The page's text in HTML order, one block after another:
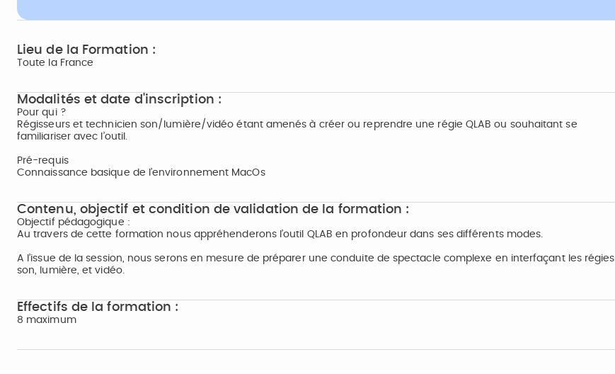
Lieu de la Formation :
Toute la France
Modalités et date d'inscription :
Pour qui ?
Régisseurs et technicien son/lumière/vidéo étant amenés à créer ou reprendre une régie QLAB ou souhaitant se
familiariser avec l’outil.
Pré-requis
Connaissance basique de l’environnement MacOs
Contenu, objectif et condition de validation de la formation :
Objectif pédagogique :
Au travers de cette formation nous appréhenderons l’outil QLAB en profondeur dans ses différents modes.
A l’issue de la session, nous serons en mesure de préparer une conduite de spectacle complexe en interfaçant les régies
son, lumière, et vidéo.
Effectifs de la formation :
8 maximum